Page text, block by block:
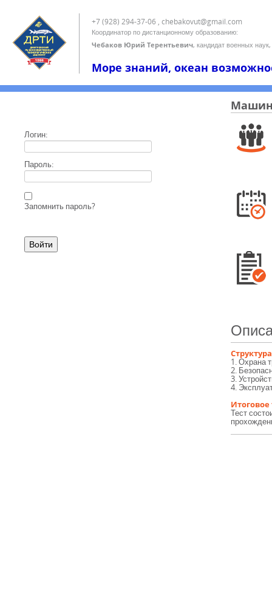
+7 (928) 294-37-06 , chebakovut@gmail.com
Координатор по дистанционному образованию:
Чебаков Юрий Терентьевич, кандидат военных
Море знаний, океан
Логин:
Пароль:
Запомнить пароль?
1. Охрана
2.
3.
4.
Тест